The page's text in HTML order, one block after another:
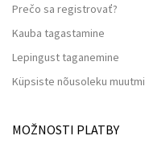
Prečo sa registrovať?
Kauba tagastamine
Lepingust taganemine
Küpsiste nõusoleku
MOŽNOSTI PLATBY